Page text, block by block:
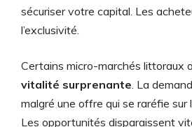
sécuriser votre capital. Les
l’exclusivité.
Certains micro-marchés littoraux
vitalité surprenante. La
malgré une offre qui se raréfie sur
Les opportunités disparaissent